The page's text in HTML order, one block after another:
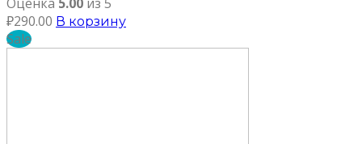
₽290.00 В корзину
Sale